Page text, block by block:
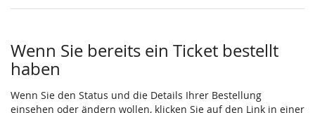
Wenn Sie bereits ein Ticket bestellt
haben
Wenn Sie den Status und die Details Ihrer Bestellung
einsehen oder ändern wollen, klicken Sie auf den Link in einer